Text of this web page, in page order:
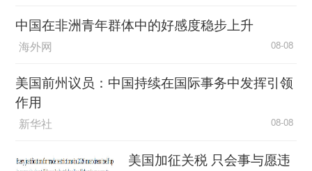
中国在非洲青年群体中的好感度稳步上升
海外网 08-08
美国前州议员：中国持续在国际事务中发挥引领
作用
新华社 08-08
美国加征关税 只会事与愿违